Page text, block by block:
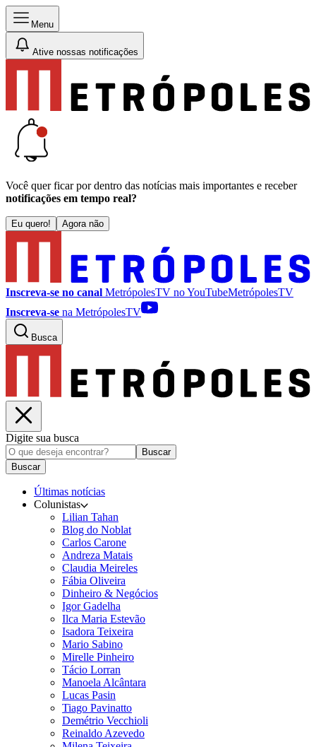
Menu
Ative nossas notificações
Você quer ficar por dentro das notícias mais importantes e receber
notificações em tempo real?
Eu quero! Agora não
Inscreva-se no canal MetrópolesTV noYouTubeMetrópolesTV
Inscreva-se na MetrópolesTV
Busca
Digite sua busca
Buscar
Buscar
Últimas notícias
Colunistas
Lilian Tahan
Blog do Noblat
Carlos Carone
Andreza Matais
Claudia Meireles
Fábia Oliveira
Dinheiro & Negócios
Igor Gadelha
Ilca Maria Estevão
Isadora Teixeira
Mario Sabino
Mirelle Pinheiro
Tácio Lorran
Manoela Alcântara
Lucas Pasin
Tiago Pavinatto
Demétrio Vecchioli
Reinaldo Azevedo